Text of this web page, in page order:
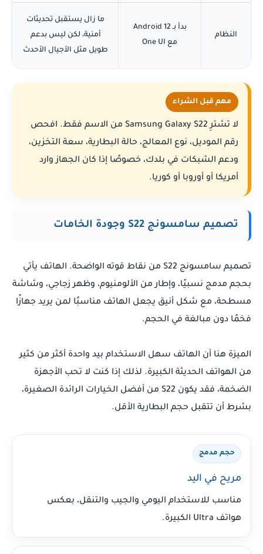
النظام
بدأ بـ Android 12
مع One UI
ما زال يستقبل تحديثات
أمنية، لكن ليس بدعم
طويل مثل الأجيال الأحدث
مهم قبل الشراء
لا تشترِ Samsung Galaxy S22 من الاسم فقط. افحص
رقم الموديل، نوع المعالج، حالة البطارية، سعة التخزين،
ودعم الشبكات في بلدك، خصوصًا إذا كان الجهاز وارد
أمريكا أو أوروبا أو كوريا.
تصميم سامسونج S22 وجودة الخامات
تصميم سامسونج S22 من نقاط قوته الواضحة. الهاتف يأتي
بحجم مدمج نسبيًا، وإطار من الألومنيوم، وظهر زجاجي، وشاشة
مسطحة، مع شكل أنيق يجعل الهاتف مناسبًا لمن يريد جهازًا
فخمًا دون مبالغة في الحجم.
الميزة هنا أن الهاتف سهل الاستخدام بيد واحدة أكثر من كثير
من الهواتف الحديثة الكبيرة. لذلك إذا كنت لا تحب الأجهزة
الضخمة، فقد يكون S22 من أفضل الخيارات الرائدة الصغيرة،
بشرط أن تتقبل حجم البطارية الأقل.
حجم مدمج
مريح في اليد
مناسب للاستخدام اليومي والجيب والتنقل، بعكس
هواتف Ultra الكبيرة.